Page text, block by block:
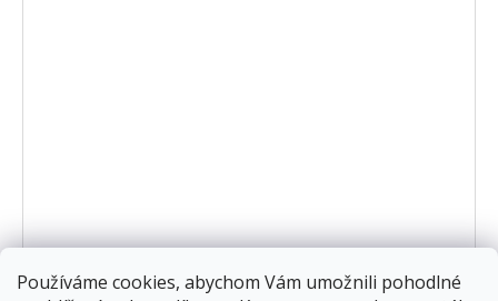
Používáme cookies, abychom Vám umožnili pohodlné